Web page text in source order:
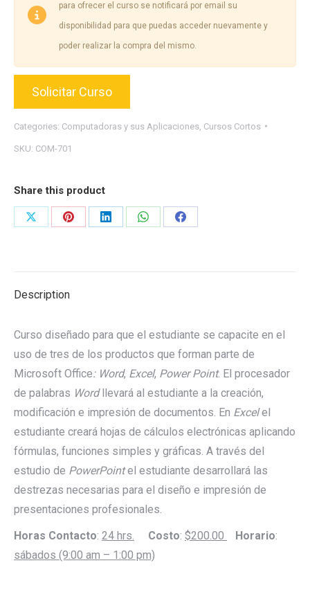
para ofrecer el curso se notificará por email su
disponibilidad para que puedas acceder nuevamente y
poder realizar la compra del mismo.
Solicitar Curso
Categories: Computadoras y sus Aplicaciones Cursos Cortos
SKU: COM-701
Share this product
Share
Share
Share
Share
Share
Description
Curso diseñado para que el estudiante se capacite en el
uso de tres de los productos que forman parte de
Microsoft Office: Word, Excel, Power Point. El procesador
de palabras Wordllevará al estudiante a la creación,
modificación e impresión de documentos. En Excelel
estudiante creará hojas de cálculos electrónicas aplicando
fórmulas, funciones simples y gráficas. A través del
estudio de PowerPointel estudiante desarrollará las
destrezas necesarias para el diseño e impresión de
presentaciones profesionales.
Horas Contacto: 24 hrs. Costo: $200.00 Horario:
sábados (9:00 am – 1:00 pm)